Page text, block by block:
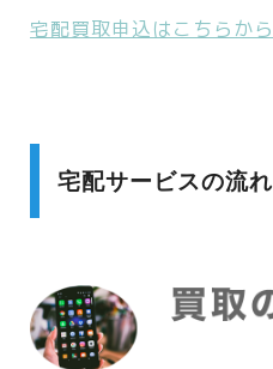
宅配買取申込はこちらから
宅配サービスの流れ